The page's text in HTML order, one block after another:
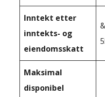
Inntekt etter
inntekts- og
eiendomsskatt
Maksimal
disponibel